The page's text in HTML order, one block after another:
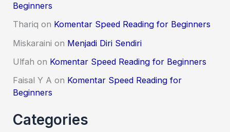
Beginners
Thariq on Komentar Speed Reading for Beginners
Miskaraini on Menjadi Diri Sendiri
Ulfah on Komentar Speed Reading for Beginners
Faisal Y A on Komentar Speed Reading for
Beginners
Categories